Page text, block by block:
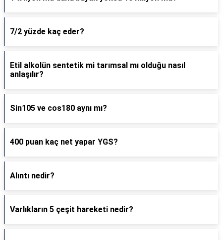
7/2 yüzde kaç eder?
Etil alkolün sentetik mi tarımsal mı olduğu nasıl
anlaşılır?
Sin105 ve cos180 aynı mı?
400 puan kaç net yapar YGS?
Alıntı nedir?
Varlıkların 5 çeşit hareketi nedir?